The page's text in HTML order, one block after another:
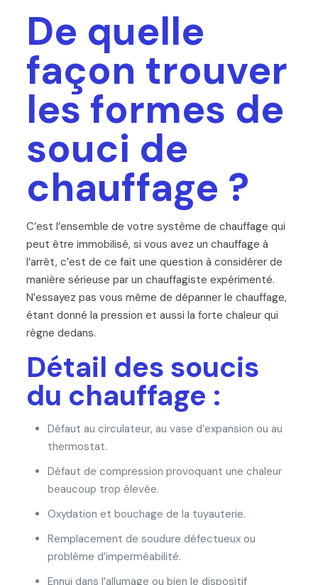
De quelle
façon trouver
les formes de
souci de
chauffage ?
C’est l’ensemble de votre système de chauffage qui
peut être immobilisé, si vous avez un chauffage à
l’arrêt, c’est de ce fait une question à considérer de
manière sérieuse par un chauffagiste expérimenté.
N’essayez pas vous même de dépanner le chauffage,
étant donné la pression et aussi la forte chaleur qui
règne dedans.
Détail des soucis
du chauffage :
Défaut au circulateur, au vase d’expansion ou au
thermostat.
Défaut de compression provoquant une chaleur
beaucoup trop élevée.
Oxydation et bouchage de la tuyauterie.
Remplacement de soudure défectueux ou
problème d’imperméabilité.
Ennui dans l’allumage ou bien le dispositif